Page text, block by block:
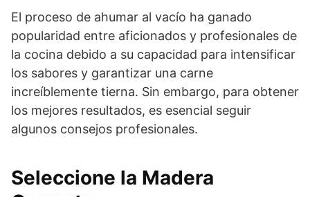
El proceso de ahumar al vacío ha ganado
popularidad entre aficionados y profesionales de
la cocina debido a su capacidad para intensificar
los sabores y garantizar una carne
increíblemente tierna. Sin embargo, para obtener
los mejores resultados, es esencial seguir
algunos consejos profesionales.
Seleccione la Madera